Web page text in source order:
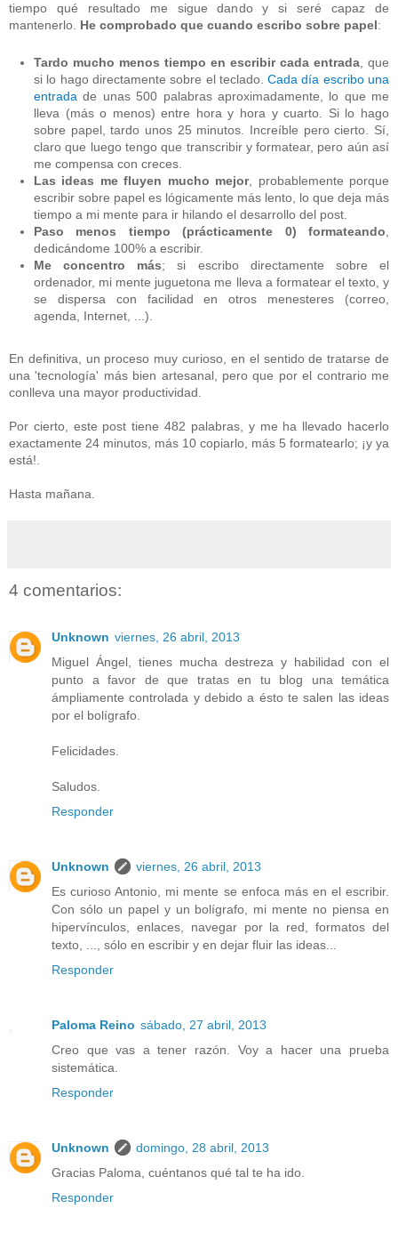
tiempo qué resultado me sigue dando y si seré capaz de
mantenerlo. He comprobado que cuando escribo sobre papel:
Tardo mucho menos tiempo en escribir cada entrada, que
si lo hago directamente sobre el teclado.Cada día escribo una
entrada de unas 500 palabras aproximadamente, lo que me
lleva (más o menos) entre hora y hora y cuarto. Si lo hago
sobre papel, tardo unos 25 minutos. Increíble pero cierto. Sí,
claro que luego tengo que transcribir y formatear, pero aún así
me compensa con creces.
Las ideas me fluyen mucho mejor, probablemente porque
escribir sobre papel es lógicamente más lento, lo que deja más
tiempo a mi mente para ir hilando el desarrollo del post.
Paso menos tiempo (prácticamente 0) formateando,
dedicándome 100% a escribir.
Me concentro más; si escribo directamente sobre el
ordenador, mi mente juguetona me lleva a formatear el texto, y
se dispersa con facilidad en otros menesteres (correo,
agenda, Internet, ...).
En definitiva, un proceso muy curioso, en el sentido de tratarse de
una 'tecnología' más bien artesanal, pero que por el contrario me
conlleva una mayor productividad.
Por cierto, este post tiene 482 palabras, y me ha llevado hacerlo
exactamente 24 minutos, más 10 copiarlo, más 5 formatearlo; ¡y ya
está!.
Hasta mañana.
4 comentarios:
Unknown viernes, 26 abril, 2013
Miguel Ángel, tienes mucha destreza y habilidad con el
punto a favor de que tratas en tu blog una temática
ámpliamente controlada y debido a ésto te salen las ideas
por el bolígrafo.
Felicidades.
Saludos.
Responder
Unknown
viernes, 26 abril, 2013
Es curioso Antonio, mi mente se enfoca más en el escribir.
Con sólo un papel y un bolígrafo, mi mente no piensa en
hipervínculos, enlaces, navegar por la red, formatos del
texto, ..., sólo en escribir y en dejar fluir las ideas...
Responder
Paloma Reino sábado, 27 abril, 2013
Creo que vas a tener razón. Voy a hacer una prueba
sistemática.
Responder
Unknown
domingo, 28 abril, 2013
Gracias Paloma, cuéntanos qué tal te ha ido.
Responder